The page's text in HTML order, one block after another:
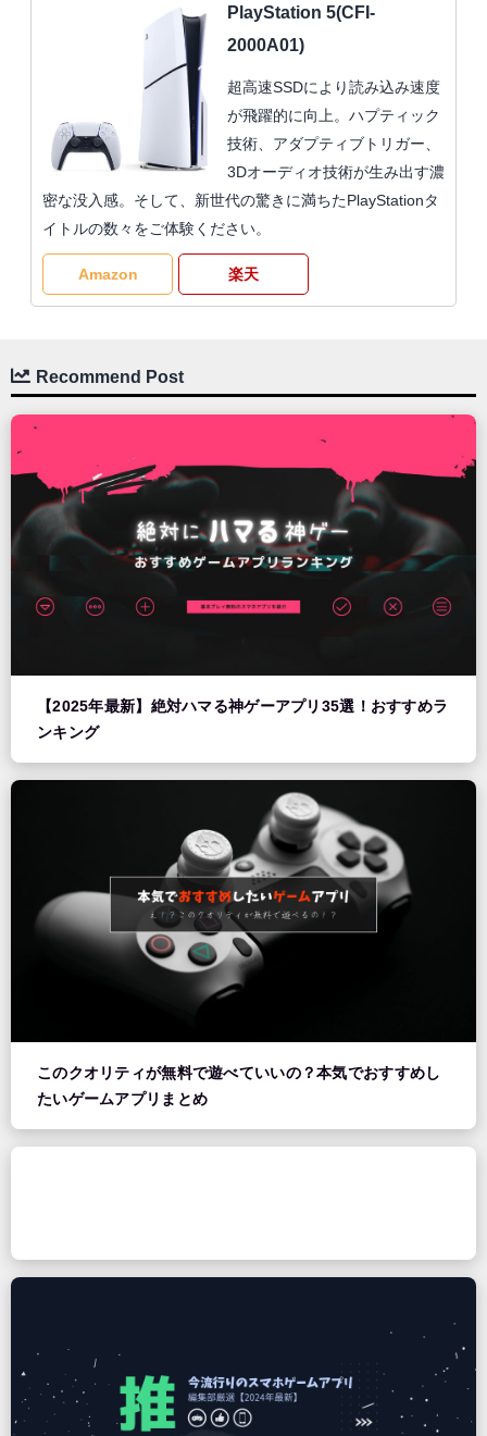
PlayStation 5(CFI-
2000A01)
超高速SSDにより読み込み速度
が飛躍的に向上。ハプティック
技術、アダプティブトリガー、
3Dオーディオ技術が生み出す濃
密な没入感。そして、新世代の驚きに満ちたPlayStationタ
イトルの数々をご体験ください。
Amazon 楽天
Recommend Post
【2025年最新】絶対ハマる神ゲーアプリ35選！おすすめラ
ンキング
このクオリティが無料で遊べていいの？本気でおすすめし
たいゲームアプリまとめ